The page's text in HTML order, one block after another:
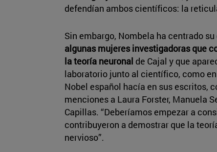
defendían ambos científicos: la
Sin embargo, Nombela ha centrado
algunas mujeres investigadoras que
la teoría neuronal de Cajal y que
laboratorio junto al científico, como
Nobel español hacía en sus escritos,
menciones a Laura Forster, Manuela
Capillas. “Deberíamos empezar a
contribuyeron a demostrar que la
nervioso”.